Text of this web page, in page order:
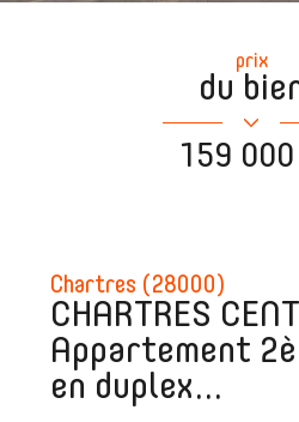
Chartres (28000)
CHARTRES
Appartement
en duplex...
prix
du
159